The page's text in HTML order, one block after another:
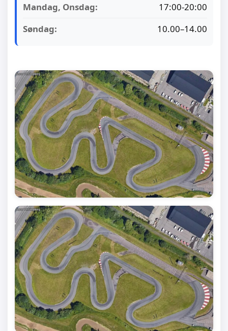
Mandag, Onsdag:
17:00-20:00
Søndag:
10.00–14.00